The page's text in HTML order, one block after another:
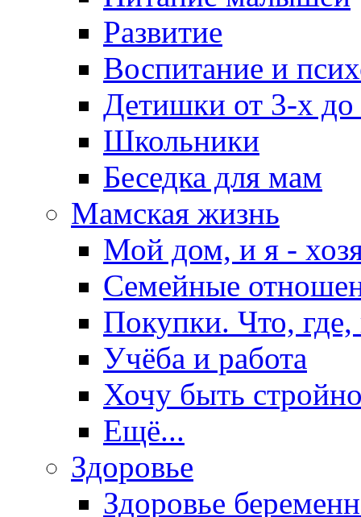
Развитие
Воспитание и
Детишки от 3-х
Школьники
Беседка для мам
Мамская жизнь
Мой дом, и я -
Семейные
Покупки. Что, где,
Учёба и работа
Хочу быть
Ещё...
Здоровье
Здоровье